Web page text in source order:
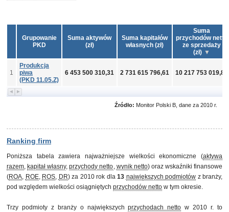
Grupowanie
PKD
Suma aktywów
(zł)
Suma kapitałów
własnych (zł)
Suma
przychodów netto
ze sprzedaży
(zł)
1
Produkcja
piwa
(PKD 11.05.Z)
6 453 500 310,31 2 731 615 796,61 10 217 753 019,87
Źródło: Monitor Polski B, dane za 2010 r.
Ranking firm
Poniższa tabela zawiera najważniejsze wielkości ekonomiczne (aktywa
razem, kapitał własny,przychody netto, wynik netto) oraz wskaźniki finansowe
(ROA, ROE, ROS, DR) za 2010 rok dla 13 największych podmiotów z branży,
pod względem wielkości osiągniętych przychodów netto w tym okresie.
Trzy podmioty z branży o największychprzychodach netto w 2010 r. to